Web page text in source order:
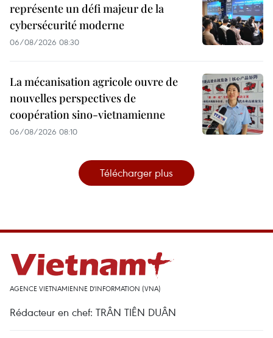
représente un défi majeur de la
cybersécurité moderne
06/08/2026 08:30
La mécanisation agricole ouvre de
nouvelles perspectives de
coopération sino-vietnamienne
06/08/2026 08:10
Télécharger plus
AGENCE VIETNAMIENNE D'INFORMATION (VNA)
Rédacteur en chef: TRÂN TIÊN DUÂN